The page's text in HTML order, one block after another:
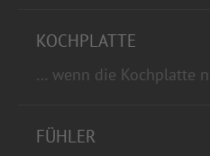
KOCHPLATTE
… wenn die Kochplatte
FÜHLER